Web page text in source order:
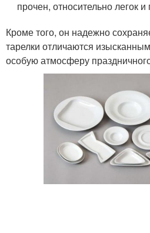
прочен, относительно легок и
Кроме того, он надежно
тарелки отличаются
особую атмосферу